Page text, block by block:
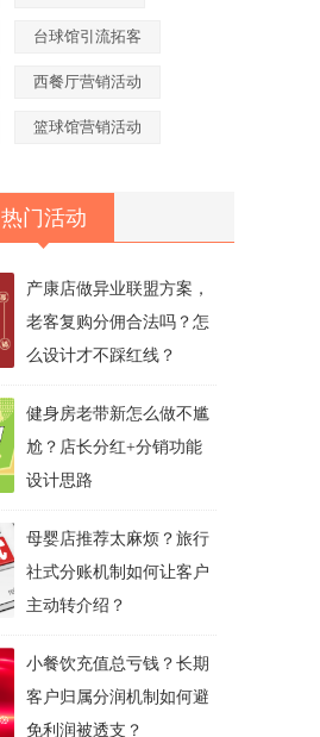
台球馆引流拓客
西餐厅营销活动
篮球馆营销活动
热门活动
产康店做异业联盟方案，
老客复购分佣合法吗？怎
么设计才不踩红线？
健身房老带新怎么做不尴
尬？店长分红+分销功能
设计思路
母婴店推荐太麻烦？旅行
社式分账机制如何让客户
主动转介绍？
小餐饮充值总亏钱？长期
客户归属分润机制如何避
免利润被透支？